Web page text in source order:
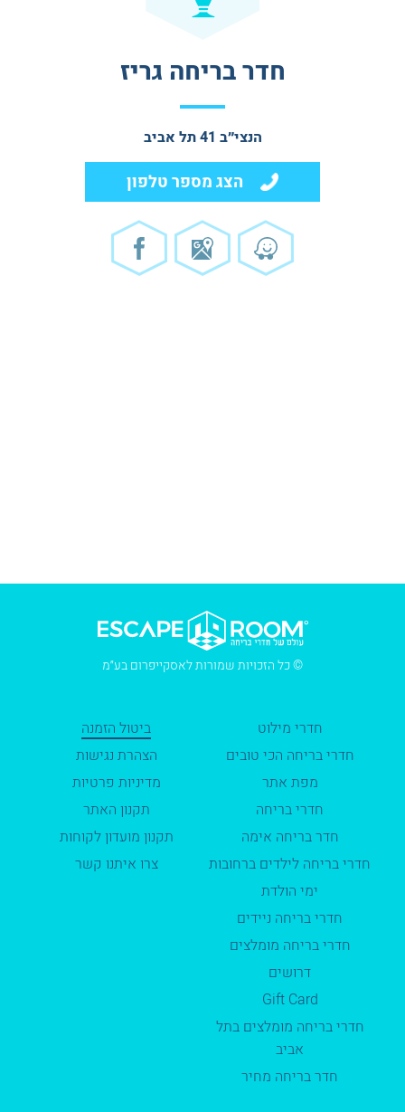
חדר בריחה גריז
הנצי״ב 41 תל אביב
הצג מספר טלפון
© כל הזכויות שמורות לאסקייפרום בע״מ
ביטול הזמנה
הצהרת נגישות
מדיניות פרטיות
תקנון האתר
תקנון מועדון לקוחות
צרו איתנו קשר
חדרי מילוט
חדרי בריחה הכי טובים
מפת אתר
חדרי בריחה
חדר בריחה אימה
חדרי בריחה לילדים ברחובות
ימי הולדת
חדרי בריחה ניידים
חדרי בריחה מומלצים
דרושים
Gift Card
חדרי בריחה מומלצים בתל
אביב
חדר בריחה מחיר